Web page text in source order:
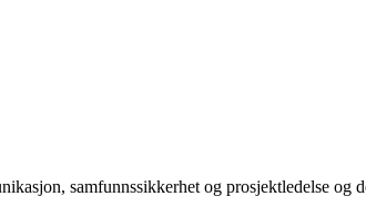
samfunnssikkerhet og prosjektledelse og